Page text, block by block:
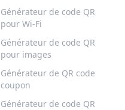
Générateur de code QR
pour Wi-Fi
Générateur de code QR
pour images
Générateur de QR code
coupon
Générateur de code QR